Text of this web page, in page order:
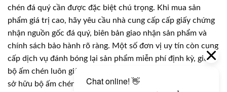
chén đá quý cần được đặc biệt chú trọng. Khi mua sản
phẩm giá trị cao, hãy yêu cầu nhà cung cấp cấp giấy chứng
nhận nguồn gốc đá quý, biên bản giao nhận sản phẩm và
chính sách bảo hành rõ ràng. Một số đơn vị uy tín còn cung
cấp dịch vụ đánh bóng lại sản phẩm miễn phí định kỳ, giúp
bộ ấm chén luôn giữ được vẻ sáng bóng như mới. Nếu bạn
sở hữu bộ ấm chén đá quý có giá trị rất cao (trên 50 triệu